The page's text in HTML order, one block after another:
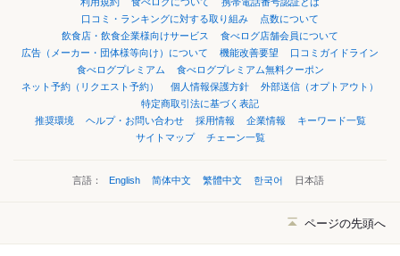
口コミ・ランキングに対する取り組み
点数について
飲食店・飲食企業様向けサービス
食べログ店舗会員について
広告（メーカー・団体様等向け）について
機能改善要望
口コミガイドライン
食べログプレミアム
食べログプレミアム無料クーポン
ネット予約（リクエスト予約）
個人情報保護方針
外部送信（オプトアウト）
特定商取引法に基づく表記
推奨環境
ヘルプ・お問い合わせ 採用情報 企業情報
キーワード一覧
サイトマップ
チェーン一覧
言語： English 简体中文 繁體中文 한국어 日本語
ページの先頭へ